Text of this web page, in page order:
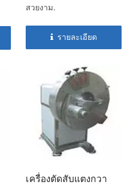
สวยงาม.
รายละเอียด
เครื่องตัดสับแตงกวา